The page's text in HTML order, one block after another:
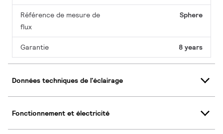
Référence de mesure de
flux
Sphere
Garantie 8 years
Données techniques de l'éclairage
Fonctionnement et électricité